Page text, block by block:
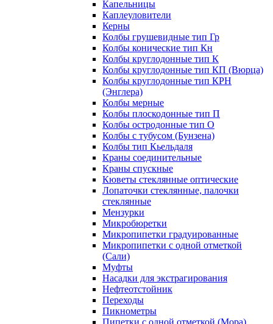
Капельницы
Каплеуловители
Керны
Колбы грушевидные тип Гр
Колбы конические тип Кн
Колбы круглодонные тип К
Колбы круглодонные тип КП (Вюрца)
Колбы круглодонные тип КРН
(Энглера)
Колбы мерные
Колбы плоскодонные тип П
Колбы остродонные тип О
Колбы с тубусом (Бунзена)
Колбы тип Кьельдаля
Краны соединительные
Краны спускные
Кюветы стеклянные оптические
Лопаточки стеклянные, палочки
стеклянные
Мензурки
Микробюретки
Микропипетки градуированные
Микропипетки с одной отметкой
(Сали)
Муфты
Насадки для экстрагирования
Нефтеотстойник
Переходы
Пикнометры
Пипетки с одной отметкой (Мора)